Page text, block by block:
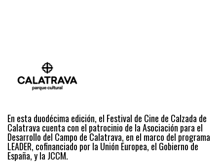
En esta duodécima edición, el Festival de Cine de Calzada de
Calatrava cuenta con el patrocinio de la Asociación para el
Desarrollo del Campo de Calatrava, en el marco del programa
LEADER, cofinanciado por la Unión Europea, el Gobierno de
España, y la JCCM.